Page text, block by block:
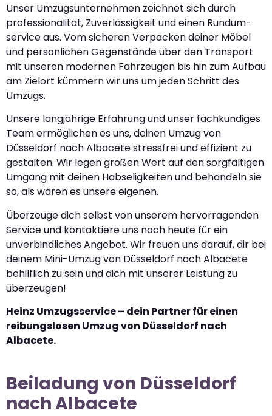
Unser Umzugsunternehmen zeichnet sich durch
professionalität, Zuverlässigkeit und einen Rundum-
service aus. Vom sicheren Verpacken deiner Möbel
und persönlichen Gegenstände über den Transport
mit unseren modernen Fahrzeugen bis hin zum Aufbau
am Zielort kümmern wir uns um jeden Schritt des
Umzugs.
Unsere langjährige Erfahrung und unser fachkundiges
Team ermöglichen es uns, deinen Umzug von
Düsseldorf nach Albacete stressfrei und effizient zu
gestalten. Wir legen großen Wert auf den sorgfältigen
Umgang mit deinen Habseligkeiten und behandeln sie
so, als wären es unsere eigenen.
Überzeuge dich selbst von unserem hervorragenden
Service und kontaktiere uns noch heute für ein
unverbindliches Angebot. Wir freuen uns darauf, dir bei
deinem Mini-Umzug von Düsseldorf nach Albacete
behilflich zu sein und dich mit unserer Leistung zu
überzeugen!
Heinz Umzugsservice – dein Partner für einen
reibungslosen Umzug von Düsseldorf nach
Albacete.
Beiladung von Düsseldorf
nach Albacete